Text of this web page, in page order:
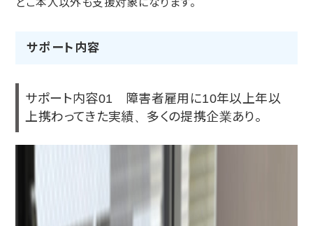
どご本人以外も支援対象になります。
サポート内容
サポート内容01 障害者雇用に10年以上年以
上携わってきた実績、多くの提携企業あり。